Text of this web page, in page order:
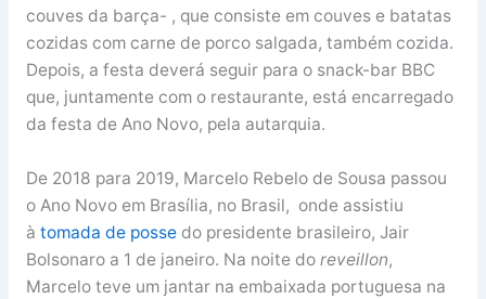
couves da barça- , que consiste em couves e batatas
cozidas com carne de porco salgada, também cozida.
Depois, a festa deverá seguir para o snack-bar BBC
que, juntamente com o restaurante, está encarregado
da festa de Ano Novo, pela autarquia.
De 2018 para 2019, Marcelo Rebelo de Sousa passou
o Ano Novo em Brasília, no Brasil, onde assistiu
à tomada de possedo presidente brasileiro, Jair
Bolsonaro a 1 de janeiro. Na noite do reveillon,
Marcelo teve um jantar na embaixada portuguesa na